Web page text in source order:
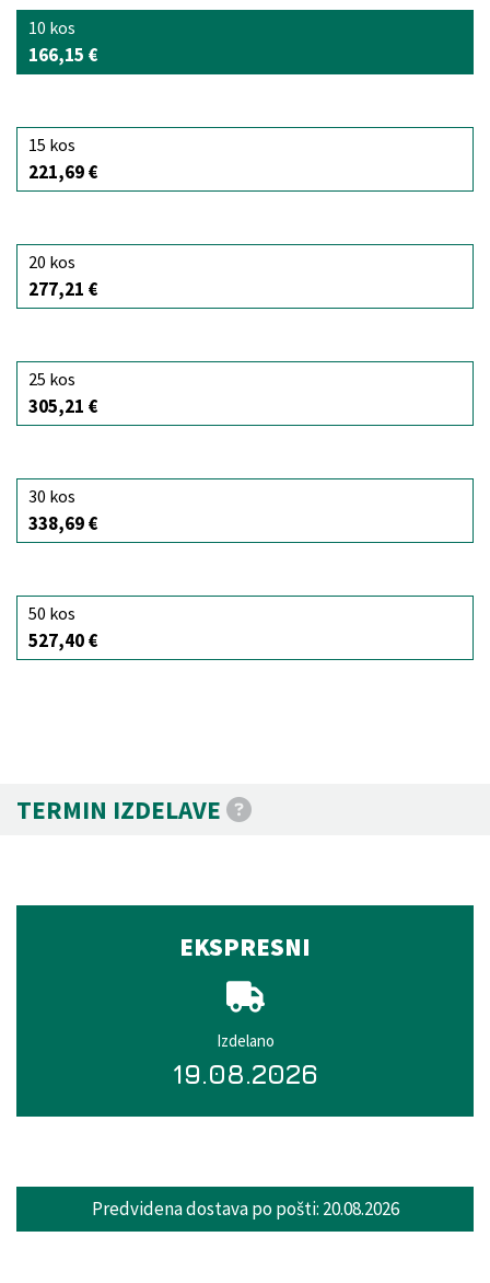
10 kos
166,15 €
15 kos
221,69 €
20 kos
277,21 €
25 kos
305,21 €
30 kos
338,69 €
50 kos
527,40 €
TERMIN IZDELAVE
EKSPRESNI
Izdelano
19.08.2026
Predvidena dostava po pošti: 20.08.2026